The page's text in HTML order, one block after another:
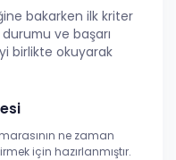
bakarken ilk kriter
ve başarı
birlikte okuyarak
ne zaman
için hazırlanmıştır.